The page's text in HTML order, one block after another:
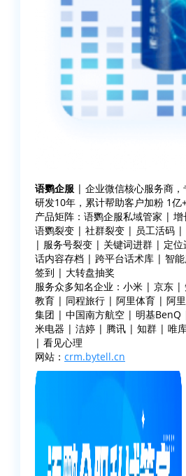
语鹦企服 | 企业微信核心服务商
研发10年，累计帮助客户加粉 1亿
产品矩阵：语鹦企服私域管家 |
语鹦裂变 | 社群裂变 | 员工活码 |
| 服务号裂变 | 关键词进群 | 定
话内容存档 | 跨平台话术库 | 智
签到 | 大转盘抽奖
服务众多知名企业：小米 | 京东
教育 | 同程旅行 | 阿里体育 | 阿
集团 | 中国南方航空 | 明基
米电器 | 洁婷 | 腾讯 | 知群 | 唯
| 看见心理
网站： crm.bytell.cn